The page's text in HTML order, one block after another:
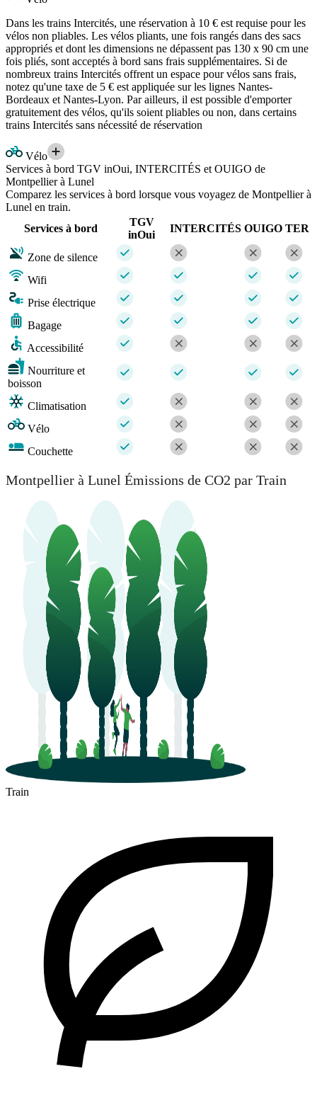
Dans les trains Intercités, une réservation à 10 € est requise pour les
vélos non pliables. Les vélos pliants, une fois rangés dans des sacs
appropriés et dont les dimensions ne dépassent pas 130 x 90 cm une
fois pliés, sont acceptés à bord sans frais supplémentaires. Si de
nombreux trains Intercités offrent un espace pour vélos sans frais,
notez qu'une taxe de 5 € est appliquée sur les lignes Nantes-
Bordeaux et Nantes-Lyon. Par ailleurs, il est possible d'emporter
gratuitement des vélos, qu'ils soient pliables ou non, dans certains
trains Intercités sans nécessité de réservation
Vélo
Services à bord TGV inOui, INTERCITÉS et OUIGO de
Montpellier à Lunel
Comparez les services à bord lorsque vous voyagez de Montpellier à
Lunel en train.
Services à bord
TGV
inOui
INTERCITÉS OUIGO TER
Zone de silence
Wifi
Prise électrique
Bagage
Accessibilité
Nourriture et
boisson
Climatisation
Vélo
Couchette
Montpellier à Lunel Émissions de CO2 par Train
Train